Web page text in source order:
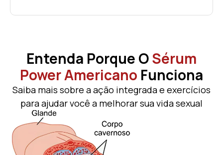
Entenda Porque OSérum
Power Americano Funciona
Saiba mais sobre a ação integrada e exercícios
para ajudar você a melhorar sua vida sexual